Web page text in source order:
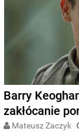
Barry
zakłócanie
Mateusz Zaczyk